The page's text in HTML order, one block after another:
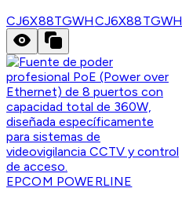
CJ6X88TGWHCJ6X88TGWH
EPCOM POWERLINE